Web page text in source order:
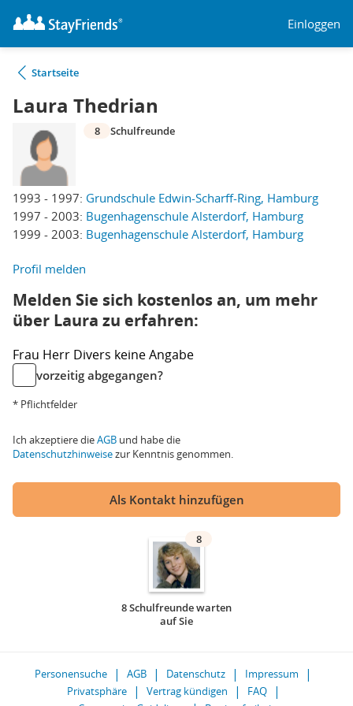
Einloggen
Startseite
Laura Thedrian
1993 - 1997: Grundschule Edwin-Scharff-Ring, Hamburg
1997 - 2003: Bugenhagenschule Alsterdorf, Hamburg
1999 - 2003: Bugenhagenschule Alsterdorf, Hamburg
8 Schulfreunde
Profil melden
Melden Sie sich kostenlos an, um mehr
über Laura zu erfahren:
Frau Herr Divers keine Angabe
vorzeitig abgegangen?
* Pflichtfelder
Ich akzeptiere dieAGB und habe die
Datenschutzhinweisezur Kenntnis genommen.
Als Kontakt hinzufügen
8
8 Schulfreunde warten
auf Sie
Personensuche AGB Datenschutz
Impressum
Privatsphäre
Vertrag kündigen
FAQ